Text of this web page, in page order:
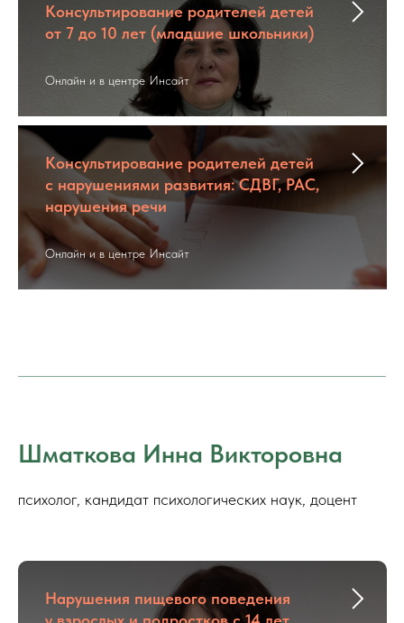
Консультирование родителей детей
от 7 до 10 лет (младшие школьники)
Онлайн и в центре Инсайт
Консультирование родителей детей
с нарушениями развития: СДВГ, РАС,
нарушения речи
Онлайн и в центре Инсайт
Шматкова Инна Викторовна
психолог, кандидат психологических наук, доцент
Нарушения пищевого поведения